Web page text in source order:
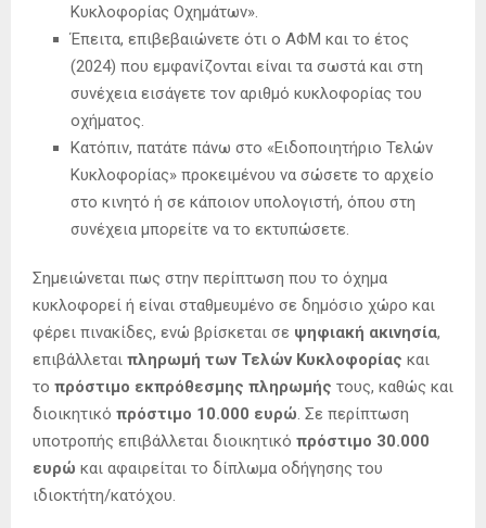
Κυκλοφορίας Οχημάτων».
Έπειτα, επιβεβαιώνετε ότι ο ΑΦΜ και το έτος
(2024) που εμφανίζονται είναι τα σωστά και στη
συνέχεια εισάγετε τον αριθμό κυκλοφορίας του
οχήματος.
Κατόπιν, πατάτε πάνω στο «Ειδοποιητήριο Τελών
Κυκλοφορίας» προκειμένου να σώσετε το αρχείο
στο κινητό ή σε κάποιον υπολογιστή, όπου στη
συνέχεια μπορείτε να το εκτυπώσετε.
Σημειώνεται πως στην περίπτωση που το όχημα
κυκλοφορεί ή είναι σταθμευμένο σε δημόσιο χώρο και
φέρει πινακίδες, ενώ βρίσκεται σε ψηφιακή ακινησία,
επιβάλλεται πληρωμή των Τελών Κυκλοφορίας και
το πρόστιμο εκπρόθεσμης πληρωμής τους, καθώς και
διοικητικό πρόστιμο 10.000 ευρώ. Σε περίπτωση
υποτροπής επιβάλλεται διοικητικό πρόστιμο 30.000
ευρώ και αφαιρείται το δίπλωμα οδήγησης του
ιδιοκτήτη/κατόχου.